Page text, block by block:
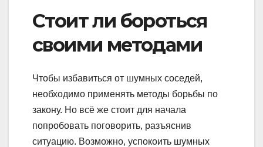
Стоит ли бороться
своими методами
Чтобы избавиться от шумных соседей,
необходимо применять методы борьбы по
закону. Но всё же стоит для начала
попробовать поговорить, разъяснив
ситуацию. Возможно, успокоить шумных